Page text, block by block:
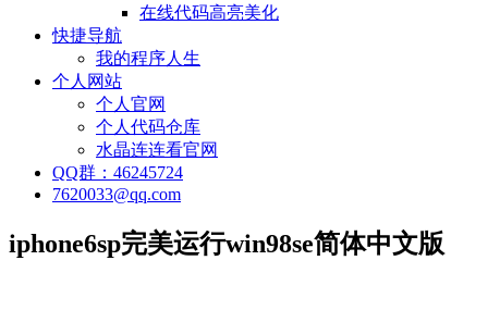
在线代码高亮美化
快捷导航
我的程序人生
个人网站
个人官网
个人代码仓库
水晶连连看官网
QQ群：46245724
7620033@qq.com
iphone6sp完美运行win98se简体中文版